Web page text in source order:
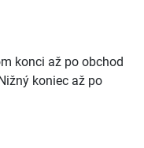
konci až po obchod
koniec až po